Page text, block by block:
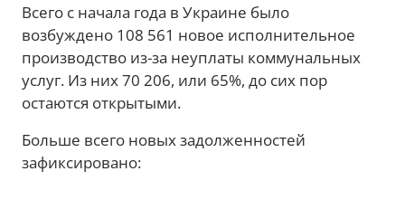
Всего с начала года в Украине было
возбуждено 108 561 новое исполнительное
производство из-за неуплаты коммунальных
услуг. Из них 70 206, или 65%, до сих пор
остаются открытыми.
Больше всего новых задолженностей
зафиксировано: